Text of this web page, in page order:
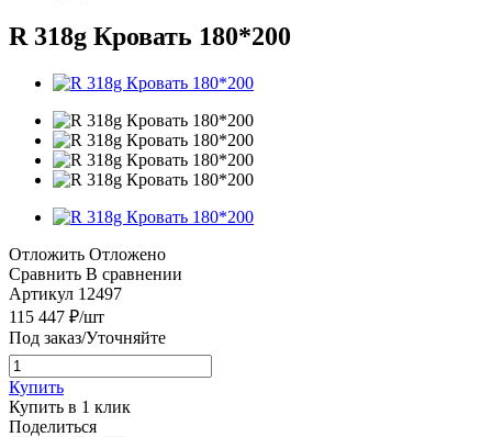
R 318g Кровать 180*200
Отложить Отложено
Сравнить В сравнении
Артикул 12497
115 447 ₽/шт
Под заказ/Уточняйте
Купить
Купить в 1 клик
Поделиться